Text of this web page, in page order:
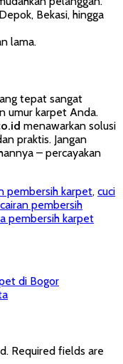
Bekasi, hingga
lama.
tepat sangat
umur karpet Anda.
menawarkan solusi
praktis. Jangan
– percayakan
pembersih karpet, cuci
pembersih
pembersih karpet
di Bogor
Required fields are